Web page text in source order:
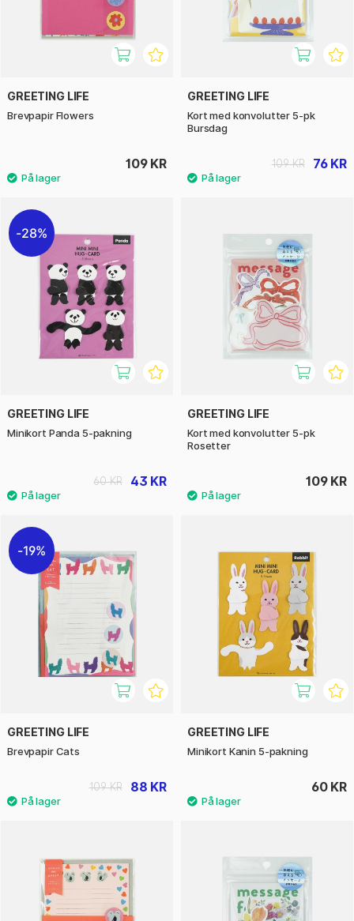
GREETING LIFE
Brevpapir Flowers
109 KR
GREETING LIFE
Kort med konvolutter 5-pk
Bursdag
76 KR
109 KR
28%
GREETING LIFE
Minikort Panda 5-pakning
43 KR
60 KR
GREETING LIFE
Kort med konvolutter 5-pk
Rosetter
109 KR
19%
GREETING LIFE
Brevpapir Cats
88 KR
109 KR
GREETING LIFE
Minikort Kanin 5-pakning
60 KR